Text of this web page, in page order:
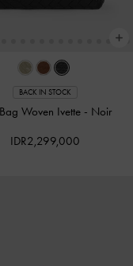
BACK IN STOCK
Woven Ivette - Noir
IDR2,299,000